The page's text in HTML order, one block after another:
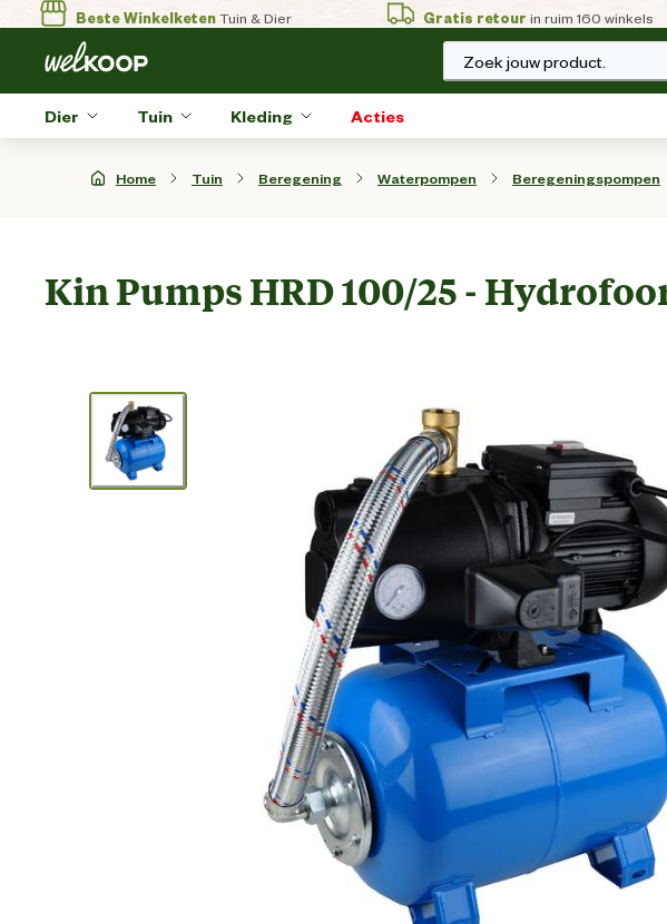
Beste WinkelketenTuin & Dier Gratis retour in ruim 160 winkels
Zoek jouw product.
Dier Tuin Kleding Acties
Home Tuin Beregening Waterpompen Beregeningspompen
Kin Pumps HRD 100/25 -